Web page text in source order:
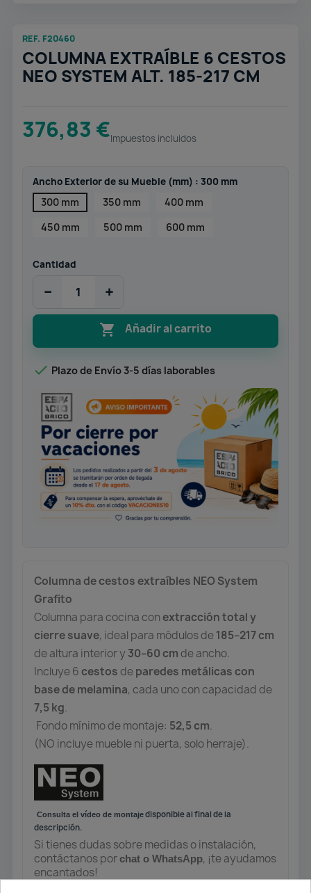
REF. F20460
COLUMNA EXTRAÍBLE 6 CESTOS
NEO SYSTEM ALT. 185-217 CM
376,83 €Impuestos incluidos
Ancho Exterior de su Mueble (mm) : 300 mm
300 mm 350 mm
400 mm
450 mm
500 mm 600 mm
Cantidad
− +
 Añadir al carrito
 Plazo de Envío 3-5 días laborables
Columna de cestos extraíbles NEO System
Grafito
Columna para cocina con extracción total y
cierre suave, ideal para módulos de185–217 cm
de altura interior y 30–60 cm de ancho.
Incluye 6 cestos deparedes metálicas con
base de melamina, cada uno con capacidad de
7,5 kg.
Fondo mínimo de montaje: 52,5 cm.
(NO incluye mueble ni puerta, solo herraje).
Consulta el vídeo de montajedisponible al final de la
descripción.
Si tienes dudas sobre medidas o instalación,
contáctanos por chat o WhatsApp, ¡te ayudamos
encantados!